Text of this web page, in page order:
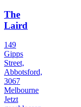
The
Laird
149
Gipps
Street,
Abbotsford,
3067
Melbourne
Jetzt